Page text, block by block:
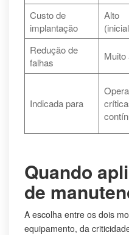
Custo de
implantação
Alto
Redução de
falhas
Muito
Indicada para
Quando
de
A escolha entre os dois
equipamento, da